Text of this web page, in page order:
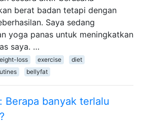
berat badan tetapi dengan
Saya sedang
yoga panas untuk meningkatkan
saya. …
loss exercise
diet
bellyfat
Berapa banyak terlalu